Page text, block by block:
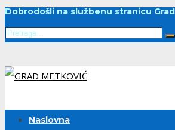
Dobrodošli na službenu stranicu
Naslovna